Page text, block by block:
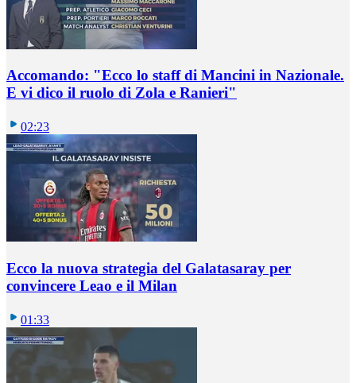
Accomando: "Ecco lo staff di Mancini in Nazionale.
E vi dico il ruolo di Zola e Ranieri"
02:23
Ecco la nuova strategia del Galatasaray per
convincere Leao e il Milan
01:33